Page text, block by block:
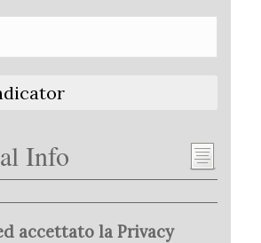
Info
accettato la Privacy